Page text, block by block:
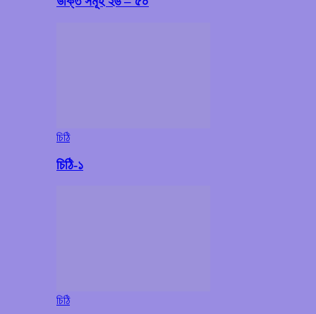
চিঠি
চিঠি-১
চিঠি